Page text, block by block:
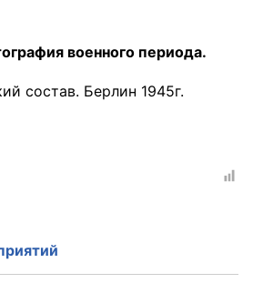
военного периода.
состав. Берлин 1945г.